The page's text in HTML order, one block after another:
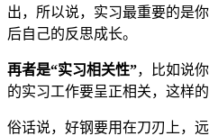
出，所以说，实习最重要的是
后自己的反思成长。
再者是“实习相关性”，比如说
的实习工作要呈正相关，这样
俗话说，好钢要用在刀刃上，